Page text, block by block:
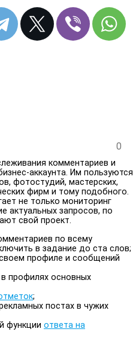
0
комментариев и
аккаунта. Им пользуются
фотостудий, мастерских,
фирм и тому подобного.
не только мониторинг
актуальных запросов, по
свой проект.
по всему
в задание до ста слов;
профиле и сообщений
профилях основных
;
постах в чужих
функции ответа на